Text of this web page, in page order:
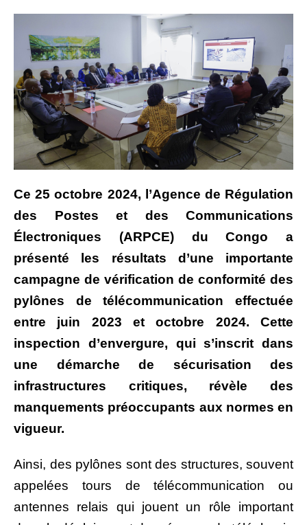
Ce 25 octobre 2024, l’Agence de Régulation
des Postes et des Communications
Électroniques (ARPCE) du Congo a
présenté les résultats d’une importante
campagne de vérification de conformité des
pylônes de télécommunication effectuée
entre juin 2023 et octobre 2024. Cette
inspection d’envergure, qui s’inscrit dans
une démarche de sécurisation des
infrastructures critiques, révèle des
manquements préoccupants aux normes en
vigueur.
Ainsi, des pylônes sont des structures, souvent
appelées tours de télécommunication ou
antennes relais qui jouent un rôle important